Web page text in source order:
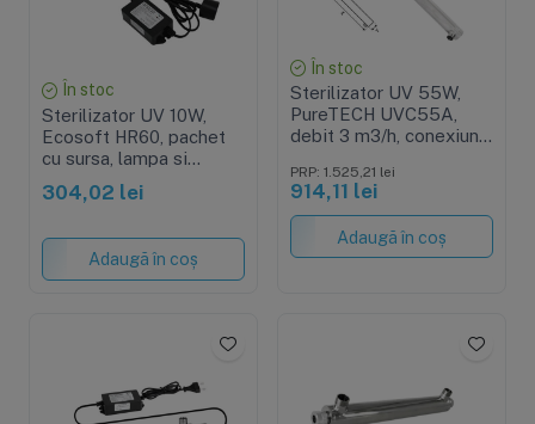
În stoc
Sterilizator UV 10W,
Ecosoft HR60, pachet
cu sursa, lampa si
304,02 lei
Adaugă în coș
În stoc
Sterilizator UV 55W,
PureTECH UVC55A,
debit 3 m3/h, conexiune
sursa, lampa si carcasa
PRP: 1.525,21 lei
914,11 lei
Adaugă în coș